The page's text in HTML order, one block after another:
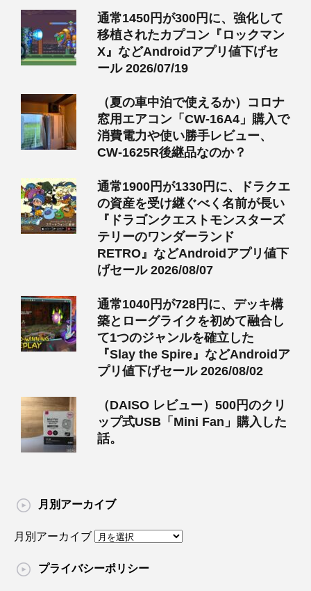
通常1450円が300円に、強化して
移植されたカプコン『ロックマン
X』などAndroidアプリ値下げセ
ール 2026/07/19
（夏の車中泊で使えるか）コロナ
窓用エアコン「CW-16A4」購入で
消費電力や使い勝手レビュー、
CW-1625R後継品なのか？
通常1900円が1330円に、ドラクエ
の資産を受け継ぐべく名前が長い
『ドラゴンクエストモンスターズ
テリーのワンダーランド
RETRO』などAndroidアプリ値下
げセール 2026/08/07
通常1040円が728円に、デッキ構
築とローグライクを初めて融合し
て1つのジャンルを確立した
『Slay the Spire』などAndroidア
プリ値下げセール 2026/08/02
（DAISO レビュー）500円のクリ
ップ式USB「Mini Fan」購入した
話。
月別アーカイブ
月別アーカイブ
プライバシーポリシー